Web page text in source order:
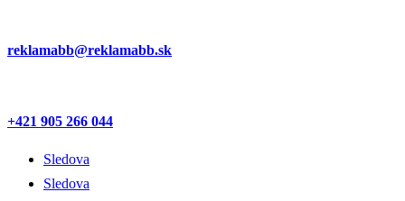
reklamabb@reklamabb.sk
+421 905 266 044
Sledova
Sledova